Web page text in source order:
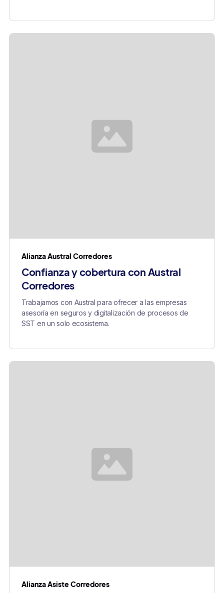
Alianza Austral Corredores
Confianza y cobertura con Austral
Corredores
Trabajamos con Austral para ofrecer a las empresas
asesoría en seguros y digitalización de procesos de
SST en un solo ecosistema.
Alianza Asiste Corredores